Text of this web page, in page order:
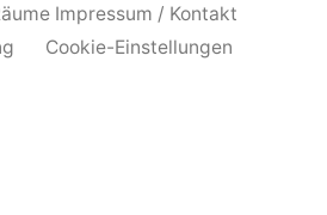
Impressum / Kontakt
Cookie-Einstellungen